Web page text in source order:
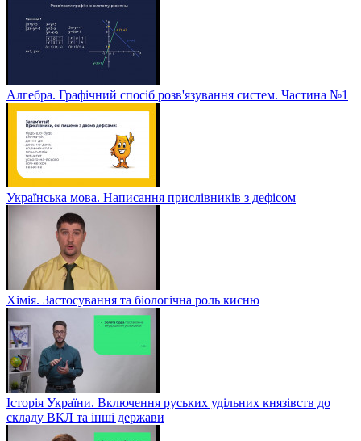
Алгебра. Графічний спосіб розв'язування систем. Частина №1
Українська мова. Написання прислівників з дефісом
Хімія. Застосування та біологічна роль кисню
Історія України. Включення руських удільних князівств до
складу ВКЛ та інші держави